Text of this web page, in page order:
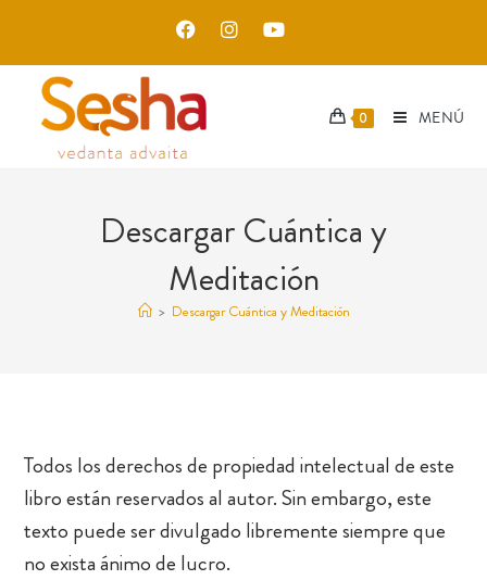
0 MENÚ
Descargar Cuántica y
Meditación
> Descargar Cuántica y Meditación
Todos los derechos de propiedad intelectual de este
libro están reservados al autor. Sin embargo, este
texto puede ser divulgado libremente siempre que
no exista ánimo de lucro.